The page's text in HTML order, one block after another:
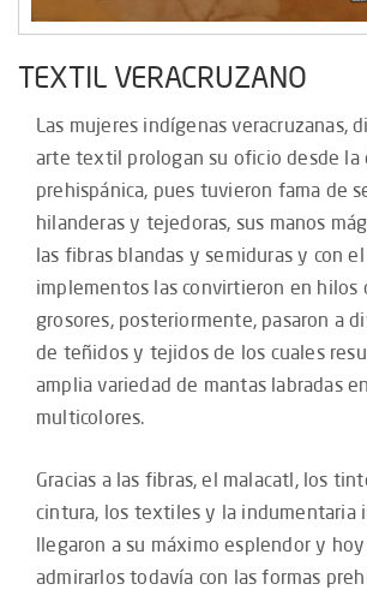
TEXTIL VERACRUZANO
Las mujeres indígenas veracruzanas,
arte textil prologan su oficio desde la
prehispánica, pues tuvieron fama de
hilanderas y tejedoras, sus manos
las fibras blandas y semiduras y con
implementos las convirtieron en hilos
grosores, posteriormente, pasaron a
de teñidos y tejidos de los cuales
amplia variedad de mantas labradas
multicolores.
Gracias a las fibras, el malacatl, los
cintura, los textiles y la indumentaria
llegaron a su máximo esplendor y
admirarlos todavía con las formas